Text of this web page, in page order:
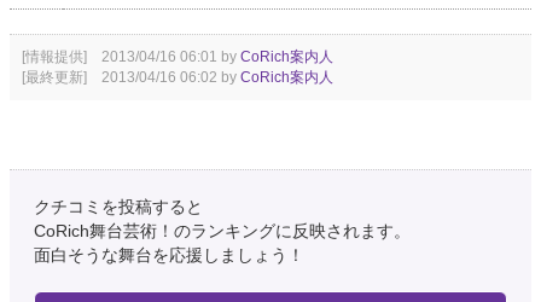
[情報提供] 2013/04/16 06:01 by CoRich案内人
[最終更新] 2013/04/16 06:02 by CoRich案内人
クチコミを投稿すると
CoRich舞台芸術！のランキングに反映されます。
面白そうな舞台を応援しましょう！